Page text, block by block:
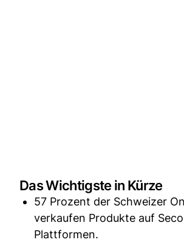
Das Wichtigste in Kürze
57 Prozent der Schweizer
verkaufen Produkte auf
Plattformen.